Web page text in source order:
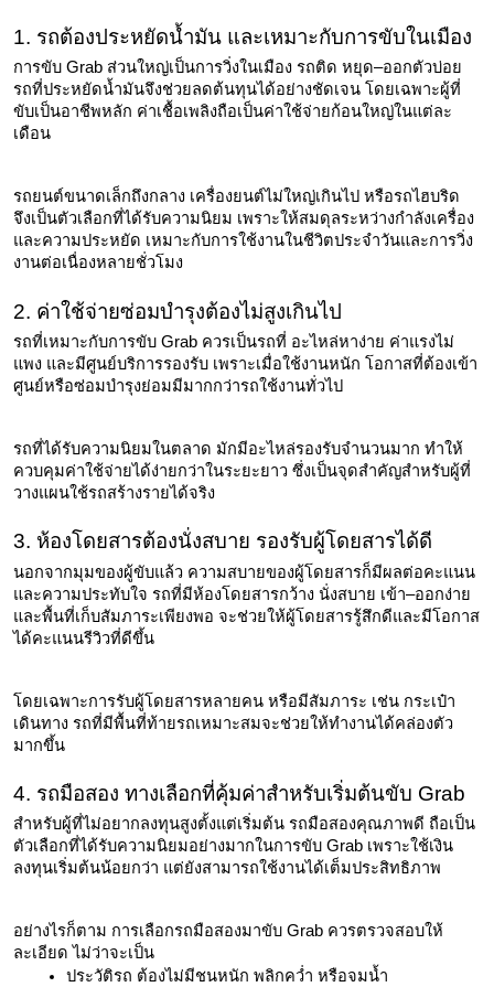
1. รถต้องประหยัดน้ำมัน และเหมาะกับการขับในเมือง
การขับ Grab ส่วนใหญ่เป็นการวิ่งในเมือง รถติด หยุด–ออกตัวบ่อย
รถที่ประหยัดน้ำมันจึงช่วยลดต้นทุนได้อย่างชัดเจน โดยเฉพาะผู้ที่
ขับเป็นอาชีพหลัก ค่าเชื้อเพลิงถือเป็นค่าใช้จ่ายก้อนใหญ่ในแต่ละ
เดือน
รถยนต์ขนาดเล็กถึงกลาง เครื่องยนต์ไม่ใหญ่เกินไป หรือรถไฮบริด
จึงเป็นตัวเลือกที่ได้รับความนิยม เพราะให้สมดุลระหว่างกำลังเครื่อง
และความประหยัด เหมาะกับการใช้งานในชีวิตประจำวันและการวิ่ง
งานต่อเนื่องหลายชั่วโมง
2. ค่าใช้จ่ายซ่อมบำรุงต้องไม่สูงเกินไป
รถที่เหมาะกับการขับ Grab ควรเป็นรถที่ อะไหล่หาง่าย ค่าแรงไม่
แพง และมีศูนย์บริการรองรับ เพราะเมื่อใช้งานหนัก โอกาสที่ต้องเข้า
ศูนย์หรือซ่อมบำรุงย่อมมีมากกว่ารถใช้งานทั่วไป
รถที่ได้รับความนิยมในตลาด มักมีอะไหล่รองรับจำนวนมาก ทำให้
ควบคุมค่าใช้จ่ายได้ง่ายกว่าในระยะยาว ซึ่งเป็นจุดสำคัญสำหรับผู้ที่
วางแผนใช้รถสร้างรายได้จริง
3. ห้องโดยสารต้องนั่งสบาย รองรับผู้โดยสารได้ดี
นอกจากมุมของผู้ขับแล้ว ความสบายของผู้โดยสารก็มีผลต่อคะแนน
และความประทับใจ รถที่มีห้องโดยสารกว้าง นั่งสบาย เข้า–ออกง่าย
และพื้นที่เก็บสัมภาระเพียงพอ จะช่วยให้ผู้โดยสารรู้สึกดีและมีโอกาส
ได้คะแนนรีวิวที่ดีขึ้น
โดยเฉพาะการรับผู้โดยสารหลายคน หรือมีสัมภาระ เช่น กระเป๋า
เดินทาง รถที่มีพื้นที่ท้ายรถเหมาะสมจะช่วยให้ทำงานได้คล่องตัว
มากขึ้น
4. รถมือสอง ทางเลือกที่คุ้มค่าสำหรับเริ่มต้นขับ Grab
สำหรับผู้ที่ไม่อยากลงทุนสูงตั้งแต่เริ่มต้น รถมือสองคุณภาพดี ถือเป็น
ตัวเลือกที่ได้รับความนิยมอย่างมากในการขับ Grab เพราะใช้เงิน
ลงทุนเริ่มต้นน้อยกว่า แต่ยังสามารถใช้งานได้เต็มประสิทธิภาพ
อย่างไรก็ตาม การเลือกรถมือสองมาขับ Grab ควรตรวจสอบให้
ละเอียด ไม่ว่าจะเป็น
ประวัติรถ ต้องไม่มีชนหนัก พลิกคว่ำ หรือจมน้ำ